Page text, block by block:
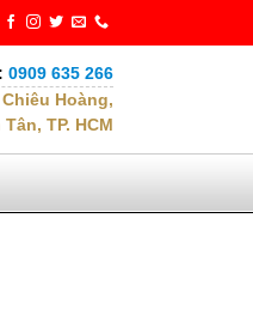
0909 635 266
Hoàng,
TP. HCM